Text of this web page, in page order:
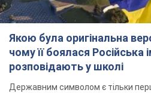
Якою була оригінальна
чому її боялася Російська
розповідають у школі
Державним символом є тільки